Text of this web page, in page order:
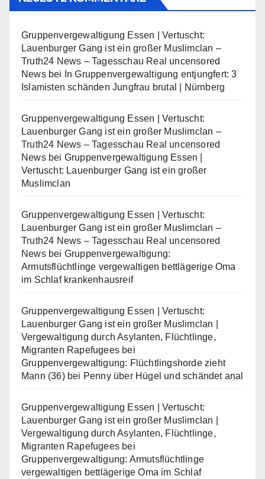
Gruppenvergewaltigung Essen | Vertuscht:
Lauenburger Gang ist ein großer Muslimclan –
Truth24 News – Tagesschau Real uncensored
Newsbei
In Gruppenvergewaltigung entjungfert: 3
Islamisten schänden Jungfrau brutal | Nürnberg
Gruppenvergewaltigung Essen | Vertuscht:
Lauenburger Gang ist ein großer Muslimclan –
Truth24 News – Tagesschau Real uncensored
Newsbei Gruppenvergewaltigung Essen |
Vertuscht: Lauenburger Gang ist ein großer
Muslimclan
Gruppenvergewaltigung Essen | Vertuscht:
Lauenburger Gang ist ein großer Muslimclan –
Truth24 News – Tagesschau Real uncensored
Newsbei Gruppenvergewaltigung:
Armutsflüchtlinge vergewaltigen bettlägerige Oma
im Schlaf krankenhausreif
Gruppenvergewaltigung Essen | Vertuscht:
Lauenburger Gang ist ein großer Muslimclan |
Vergewaltigung durch Asylanten, Flüchtlinge,
Migranten Rapefugees bei
Gruppenvergewaltigung: Flüchtlingshorde zieht
Mann (36) bei Penny über Hügel und schändet anal
Gruppenvergewaltigung Essen | Vertuscht:
Lauenburger Gang ist ein großer Muslimclan |
Vergewaltigung durch Asylanten, Flüchtlinge,
Migranten Rapefugees bei
Gruppenvergewaltigung: Armutsflüchtlinge
vergewaltigen bettlägerige Oma im Schlaf